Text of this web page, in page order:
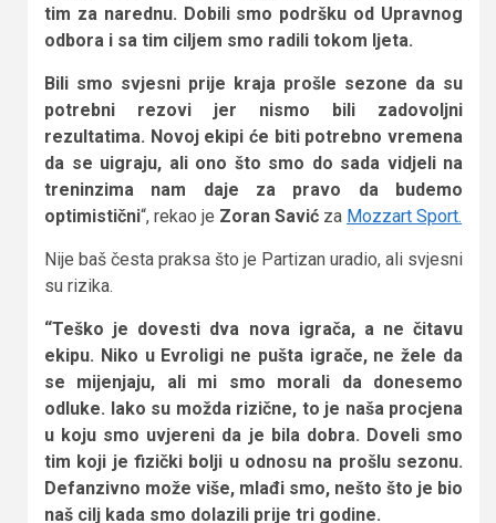
tim za narednu. Dobili smo podršku od Upravnog
odbora i sa tim ciljem smo radili tokom ljeta.
Bili smo svjesni prije kraja prošle sezone da su
potrebni rezovi jer nismo bili zadovoljni
rezultatima. Novoj ekipi će biti potrebno vremena
da se uigraju, ali ono što smo do sada vidjeli na
treninzima nam daje za pravo da budemo
optimistični“, rekao je Zoran Savić za Mozzart Sport.
Nije baš česta praksa što je Partizan uradio, ali svjesni
su rizika.
“Teško je dovesti dva nova igrača, a ne čitavu
ekipu. Niko u Evroligi ne pušta igrače, ne žele da
se mijenjaju, ali mi smo morali da donesemo
odluke. Iako su možda rizične, to je naša procjena
u koju smo uvjereni da je bila dobra. Doveli smo
tim koji je fizički bolji u odnosu na prošlu sezonu.
Defanzivno može više, mlađi smo, nešto što je bio
naš cilj kada smo dolazili prije tri godine.